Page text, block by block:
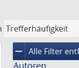
remove Alle Filter